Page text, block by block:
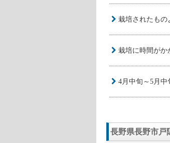
行者にんにくの別
『行者にんにく』
アリシンには強